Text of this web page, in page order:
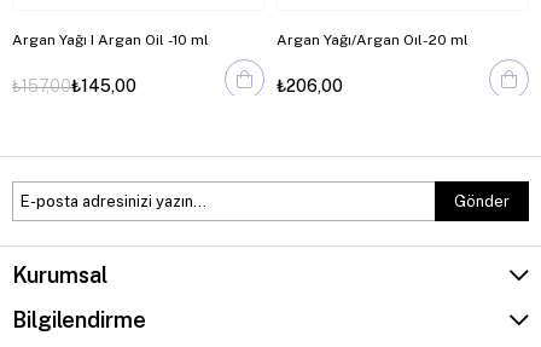
Argan Yağı I Argan Oil -10 ml
₺145,00
₺157,00
Argan Yağı/Argan Oıl-20 ml
₺206,00
Gönder
Kurumsal
Bilgilendirme